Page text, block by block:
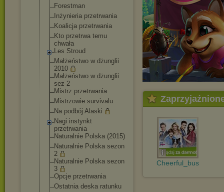
Forestman
Inżynieria przetrwania
Koalicja przetrwania
Kto przetrwa temu
chwała
Les Stroud
Małżeństwo w dżunglii
2010
Małżeństwo w dżunglii
sez 2
Mistrz przetrwania
Mistrzowie survivalu
Na podbój Alaski
Nagi instynkt
przetrwania
Naturalnie Polska (2015)
Naturalnie Polska sezon
2
Naturalnie Polska sezon
3
Opcje przetrwania
Ostatnia deska ratunku
Cheerful_bus